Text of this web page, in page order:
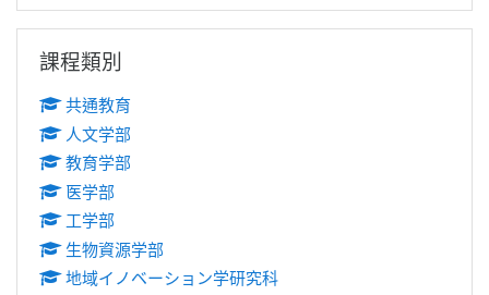
課程類別
共通教育
人文学部
教育学部
医学部
工学部
生物資源学部
地域イノベーション学研究科